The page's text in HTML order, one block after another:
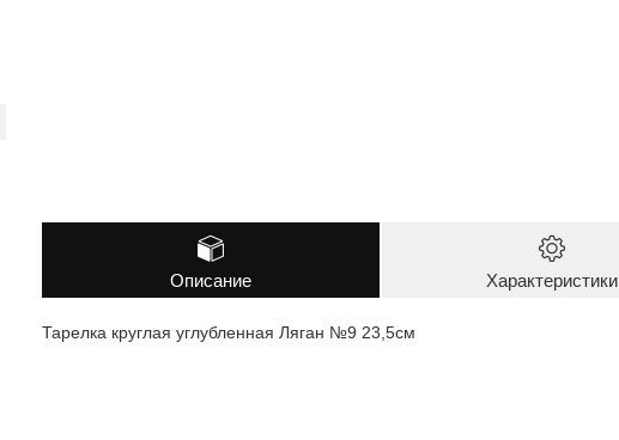
Описание Характеристики
Тарелка круглая углубленная Ляган №9 23,5см